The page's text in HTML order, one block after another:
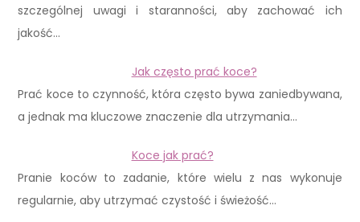
szczególnej uwagi i staranności, aby zachować ich
jakość…
Jak często prać koce?
Prać koce to czynność, która często bywa zaniedbywana,
a jednak ma kluczowe znaczenie dla utrzymania…
Koce jak prać?
Pranie koców to zadanie, które wielu z nas wykonuje
regularnie, aby utrzymać czystość i świeżość…